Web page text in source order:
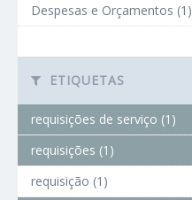
Despesas e Orçamentos (1)
ETIQUETAS
requisições de serviço (1)
requisições (1)
requisição (1)